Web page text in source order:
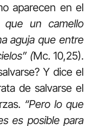
aparecen en el
un camello
aguja que entre
(Mc. 10,25).
Y dice el
de salvarse el
“Pero lo que
es posible para